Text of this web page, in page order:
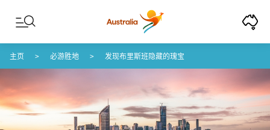
Skip to content
Skip to footer navigation
主页 必游胜地 发现布里斯班隐藏的瑰宝